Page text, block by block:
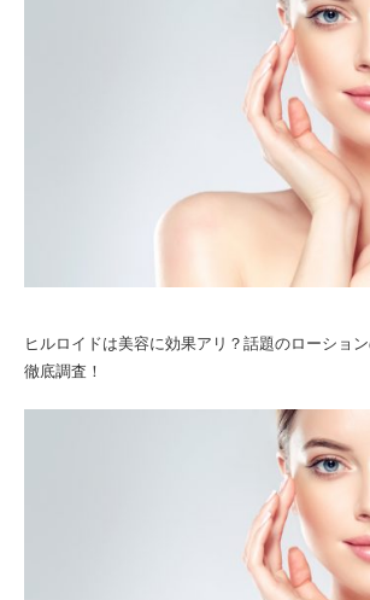
ヒルロイドは美容に効果アリ？話題のローショ
徹底調査！